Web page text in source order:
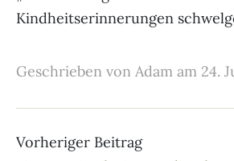
Kindheitserinnerungen
Geschrieben von Adam am 24.
Vorheriger Beitrag